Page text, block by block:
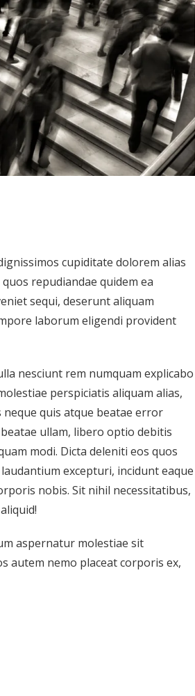
cupiditate dolorem alias
repudiandae quidem ea
sequi, deserunt aliquam
laborum eligendi provident
nesciunt rem numquam explicabo
perspiciatis aliquam alias,
quis atque beatae error
ullam, libero optio debitis
modi. Dicta deleniti eos quos
excepturi, incidunt eaque
nobis. Sit nihil necessitatibus,
aspernatur molestiae sit
autem nemo placeat corporis ex,